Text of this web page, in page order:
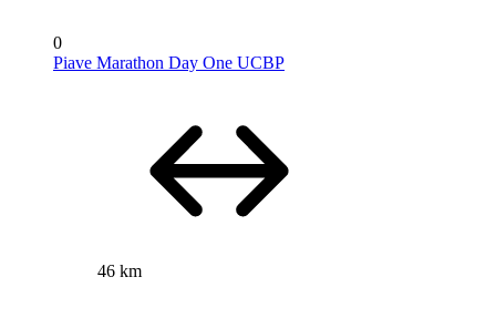
0
Piave Marathon Day One UCBP
46 km